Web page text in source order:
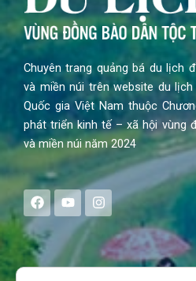
Chuyên trang quảng bá du lịch
và miền núi trên website du
Quốc gia Việt Nam thuộc
phát triển kinh tế – xã hội vùng
và miền núi năm 2024
F
a
c
e
b
o
Y
o
u
t
u
b
I
n
s
a
g
Search